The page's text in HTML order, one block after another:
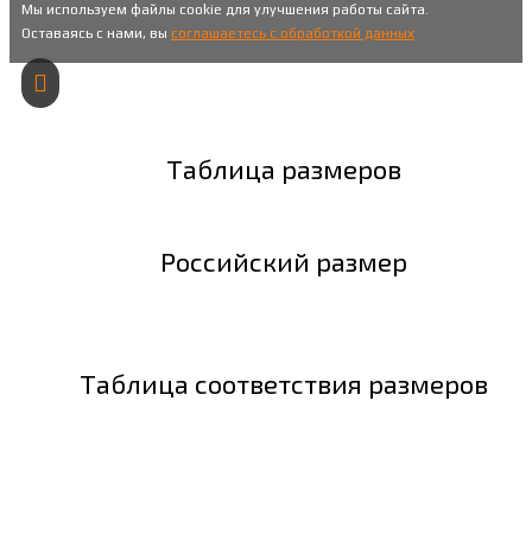
Мы используем файлы cookie для улучшения работы сайта.
Оставаясь с нами, вы соглашаетесь с обработкой данных
Таблица размеров
Российский размер
Таблица соответствия размеров